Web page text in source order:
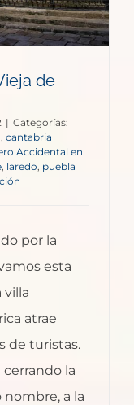
de
| Categorías:
cantabria
Accidental en
, laredo, puebla
por la
esta
villa
atrae
de turistas.
la
a la